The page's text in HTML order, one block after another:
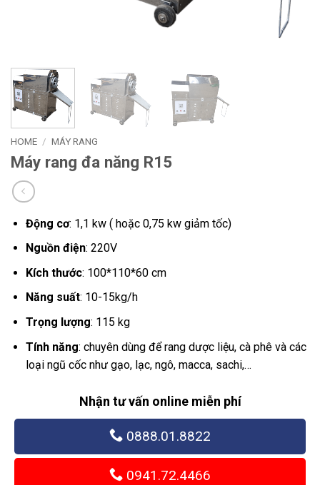
HOME / MÁY RANG
Máy rang đa năng R15
Động cơ: 1,1 kw ( hoặc 0,75 kw giảm tốc)
Nguồn điện: 220V
Kích thước: 100*110*60 cm
Năng suất: 10-15kg/h
Trọng lượng: 115 kg
Tính năng: chuyên dùng để rang dược liệu, cà phê và các
loại ngũ cốc như gạo, lạc, ngô, macca, sachi,…
Nhận tư vấn online miễn phí
0888.01.8822
0941.72.4466